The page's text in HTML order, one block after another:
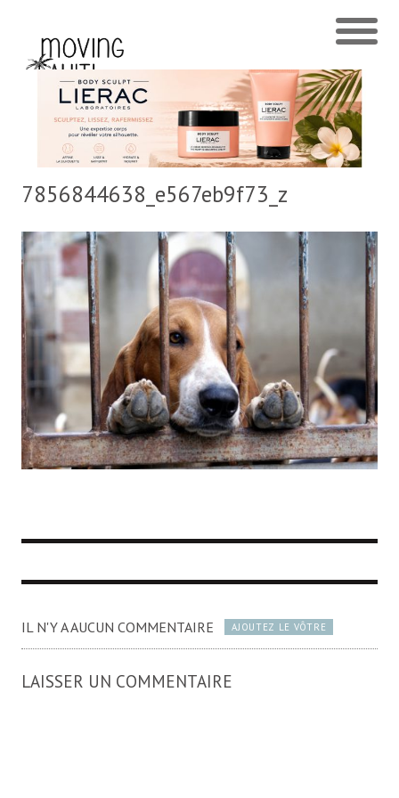
7856844638_e567eb9f73_z
IL N'Y A AUCUN COMMENTAIRE AJOUTEZ LE VÔTRE
LAISSER UN COMMENTAIRE